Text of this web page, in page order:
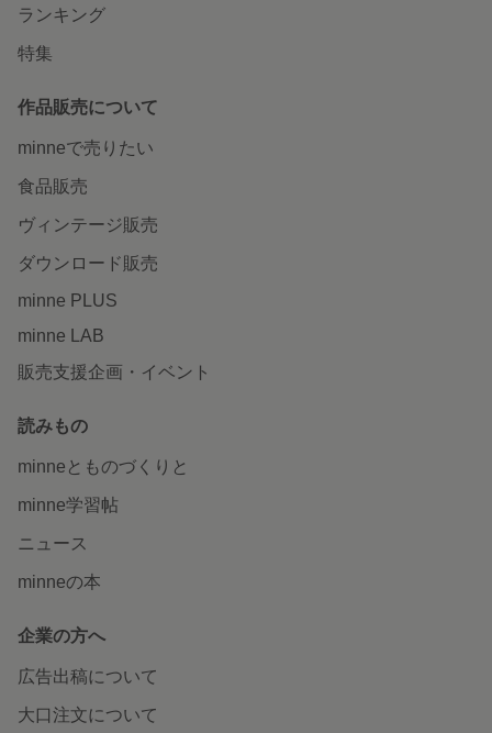
ランキング
特集
作品販売について
minneで売りたい
食品販売
ヴィンテージ販売
ダウンロード販売
minne PLUS
minne LAB
販売支援企画・イベント
読みもの
minneとものづくりと
minne学習帖
ニュース
minneの本
企業の方へ
広告出稿について
大口注文について